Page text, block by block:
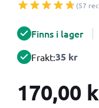
(57
Finns i lager
Frakt:35 kr
170,00